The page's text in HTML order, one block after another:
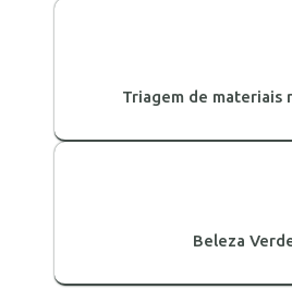
Triagem de materiais
Beleza